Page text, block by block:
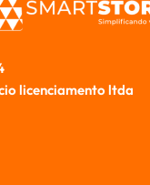
licenciamento ltda